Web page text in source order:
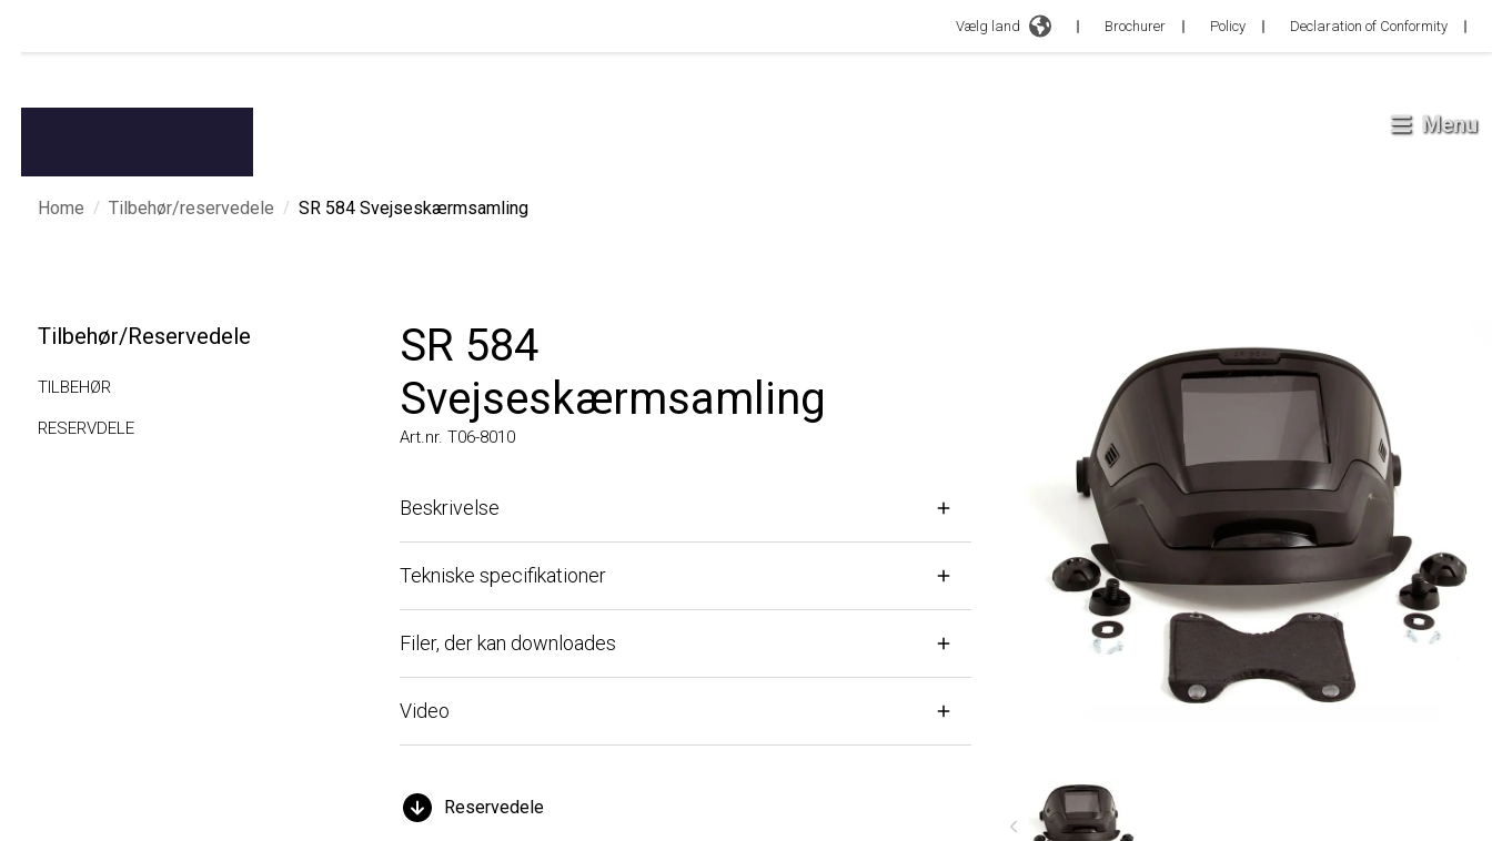
Vælg land Brochurer Policy Declaration of Conformity
Menu
Home / Tilbehør/reservedele / SR 584 Svejseskærmsamling
Tilbehør/Reservedele
TILBEHØR
RESERVDELE
SR 584
Svejseskærmsamling
Art.nr. T06-8010
Beskrivelse
Tekniske specifikationer
Filer, der kan downloades
Video
Reservedele